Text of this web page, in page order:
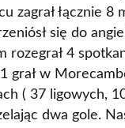
zagrał łącznie 8
się do
rozegrał 4
grał w
( 37 ligowych,
dwa gole.